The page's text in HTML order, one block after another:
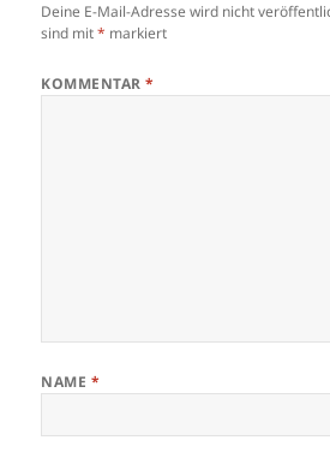
Deine E-Mail-Adresse wird nicht
sind mit* markiert
KOMMENTAR*
NAME *